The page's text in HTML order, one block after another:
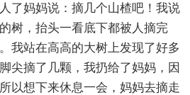
了妈妈说：摘几个山楂吧！我说
树，抬头一看底下都被人摘完
我站在高高的大树上发现了好多
尖摘了几颗，我扔给了妈妈，因
以想下来休息一会，妈妈去摘走